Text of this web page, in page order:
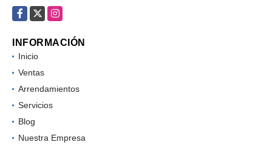
Facebook
X Instagram
INFORMACIÓN
Inicio
Ventas
Arrendamientos
Servicios
Blog
Nuestra Empresa